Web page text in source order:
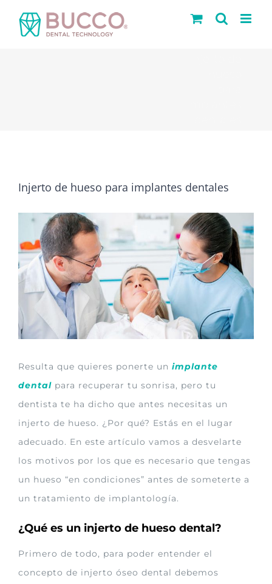
Injerto de hueso para implantes dentales
Ver
imagen
más
grande
Resulta que quieres ponerte un implante
dental para recuperar tu sonrisa, pero tu
dentista te ha dicho que antes necesitas un
injerto de hueso. ¿Por qué? Estás en el lugar
adecuado. En este artículo vamos a desvelarte
los motivos por los que es necesario que tengas
un hueso “en condiciones” antes de someterte a
un tratamiento de implantología.
¿Qué es un injerto de hueso dental?
Primero de todo, para poder entender el
concepto de injerto óseo dental debemos